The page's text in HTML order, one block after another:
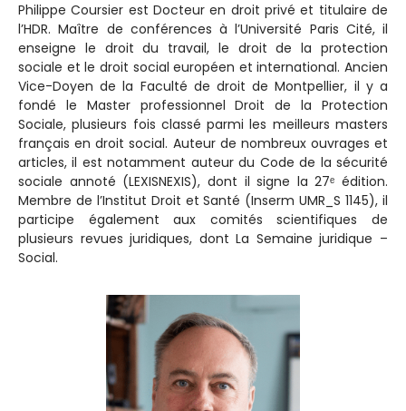
Philippe Coursier est Docteur en droit privé et titulaire de
l’HDR. Maître de conférences à l’Université Paris Cité, il
enseigne le droit du travail, le droit de la protection
sociale et le droit social européen et international. Ancien
Vice-Doyen de la Faculté de droit de Montpellier, il y a
fondé le Master professionnel Droit de la Protection
Sociale, plusieurs fois classé parmi les meilleurs masters
français en droit social. Auteur de nombreux ouvrages et
articles, il est notamment auteur du Code de la sécurité
sociale annoté (LEXISNEXIS), dont il signe la 27ᵉ édition.
Membre de l’Institut Droit et Santé (Inserm UMR_S 1145), il
participe également aux comités scientifiques de
plusieurs revues juridiques, dont La Semaine juridique –
Social.